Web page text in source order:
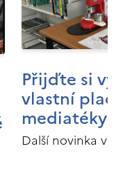
Přijďte si
vlastní
mediatéky
Další novinka v